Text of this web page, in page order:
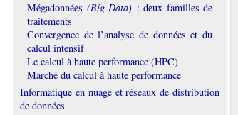
Mégadonnées (Big Data) : deux familles de
traitements
Convergence de l’analyse de données et du
calcul intensif
Le calcul à haute performance (HPC)
Marché du calcul à haute performance
Informatique en nuage et réseaux de distribution
de données